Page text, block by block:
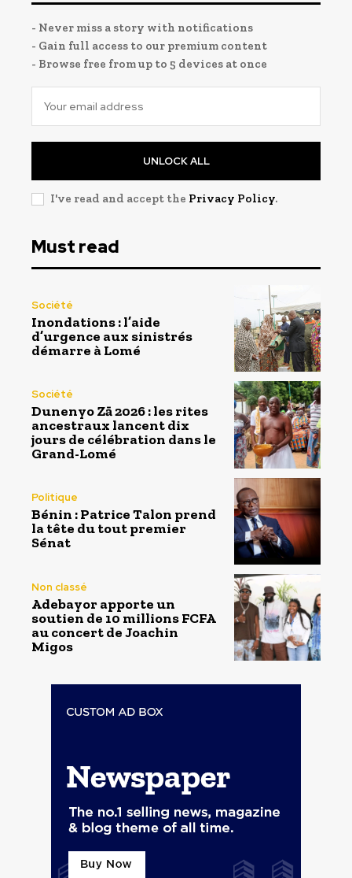
- Never miss a story with notifications
- Gain full access to our premium content
- Browse free from up to 5 devices at once
UNLOCK ALL
I've read and accept the Privacy Policy.
Must read
Société
Inondations : l’aide
d’urgence aux sinistrés
démarre à Lomé
Société
Dunenyo Zā 2026 : les rites
ancestraux lancent dix
jours de célébration dans le
Grand-Lomé
Politique
Bénin : Patrice Talon prend
la tête du tout premier
Sénat
Non classé
Adebayor apporte un
soutien de 10 millions FCFA
au concert de Joachin
Migos